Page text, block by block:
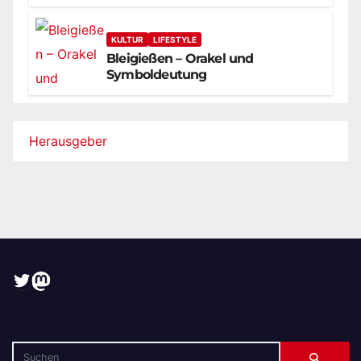
KULTUR LIFESTYLE
Bleigießen – Orakel und
Symboldeutung
Herausgeber
Twitter
Mastodon